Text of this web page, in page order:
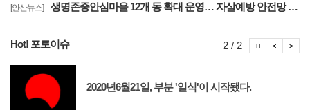
[안산뉴스] 생명존중안심마을 12개 동 확대 운영… 자살예방 안전망 구축
Hot! 포토이슈
2020년6월21일, 부분 '일식'이 시작됐다.
2 / 2 포
포토이